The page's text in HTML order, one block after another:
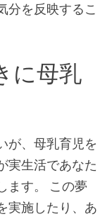
分を反映するこ
に母乳
が、母乳育児を
実生活であなた
ます。 この夢
実施したり、あ